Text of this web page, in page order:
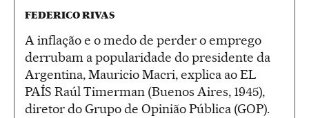
FEDERICO RIVAS
A inflação e o medo de perder o emprego
derrubam a popularidade do presidente da
Argentina, Mauricio Macri, explica ao EL
PAÍS Raúl Timerman (Buenos Aires, 1945),
diretor do Grupo de Opinião Pública (GOP).